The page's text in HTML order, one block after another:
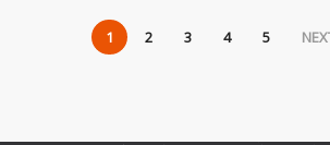
1 2 3 4 5